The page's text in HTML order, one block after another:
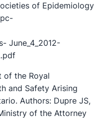
of Epidemiology
June_4_2012-
of the Royal
and Safety Arising
Authors: Dupre JS,
of the Attorney